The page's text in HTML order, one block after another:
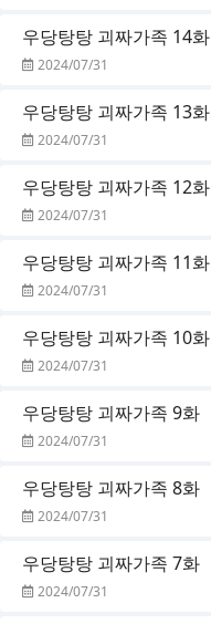
우당탕탕 괴짜가족 14화
2024/07/31
우당탕탕 괴짜가족 13화
2024/07/31
우당탕탕 괴짜가족 12화
2024/07/31
우당탕탕 괴짜가족 11화
2024/07/31
우당탕탕 괴짜가족 10화
2024/07/31
우당탕탕 괴짜가족 9화
2024/07/31
우당탕탕 괴짜가족 8화
2024/07/31
우당탕탕 괴짜가족 7화
2024/07/31